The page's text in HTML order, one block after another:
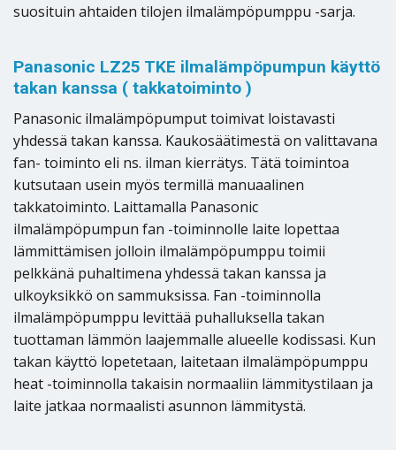
suosituin ahtaiden tilojen ilmalämpöpumppu -sarja.
Panasonic LZ25 TKE ilmalämpöpumpun käyttö
takan kanssa ( takkatoiminto )
Panasonic ilmalämpöpumput toimivat loistavasti
yhdessä takan kanssa. Kaukosäätimestä on valittavana
fan- toiminto eli ns. ilman kierrätys. Tätä toimintoa
kutsutaan usein myös termillä manuaalinen
takkatoiminto. Laittamalla Panasonic
ilmalämpöpumpun fan -toiminnolle laite lopettaa
lämmittämisen jolloin ilmalämpöpumppu toimii
pelkkänä puhaltimena yhdessä takan kanssa ja
ulkoyksikkö on sammuksissa. Fan -toiminnolla
ilmalämpöpumppu levittää puhalluksella takan
tuottaman lämmön laajemmalle alueelle kodissasi. Kun
takan käyttö lopetetaan, laitetaan ilmalämpöpumppu
heat -toiminnolla takaisin normaaliin lämmitystilaan ja
laite jatkaa normaalisti asunnon lämmitystä.